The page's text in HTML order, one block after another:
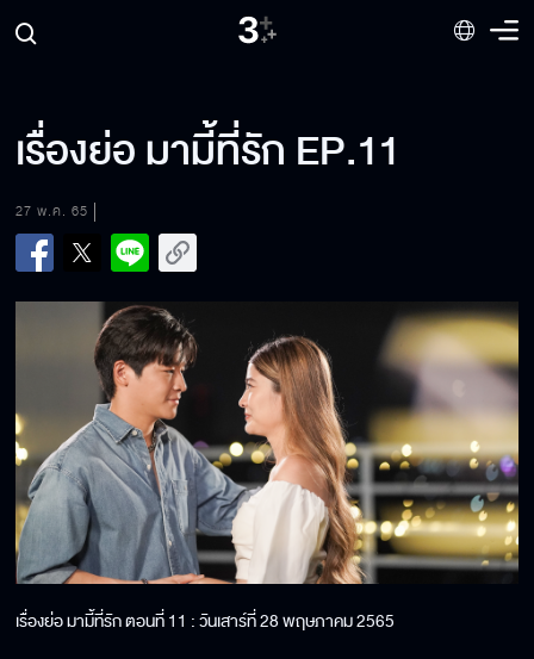
เรื่องย่อ มามี้ที่รัก EP.11
27 พ.ค. 65
เรื่องย่อ มามี้ที่รัก ตอนที่ 11 : วันเสาร์ที่ 28 พฤษภาคม 2565